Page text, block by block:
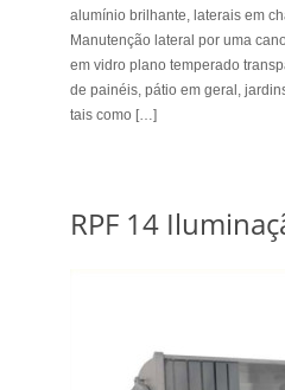
alumínio brilhante, laterais em
Manutenção lateral por uma
em vidro plano temperado
de painéis, pátio em geral,
tais como […]
RPF 14